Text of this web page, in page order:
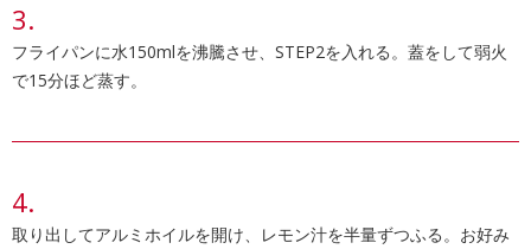
フライパンに水150mlを沸騰させ、STEP2を入れる。蓋をして弱火
で15分ほど蒸す。
取り出してアルミホイルを開け、レモン汁を半量ずつふる。お好み